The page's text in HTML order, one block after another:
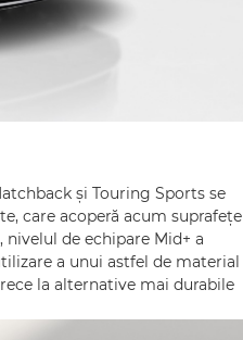
și Touring Sports se
care acoperă acum suprafețe
de echipare Mid+ a
a unui astfel de material
la alternative mai durabile